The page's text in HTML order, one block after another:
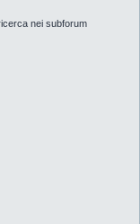
nei subforum